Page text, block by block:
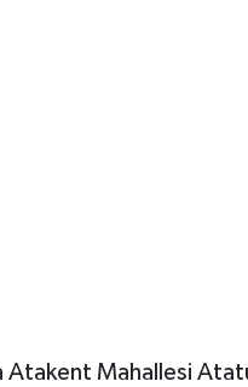
Atakent Mahallesi